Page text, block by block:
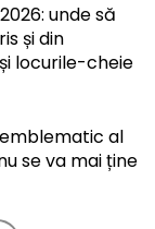
unde să
și din
locurile-cheie
al
se va mai ține